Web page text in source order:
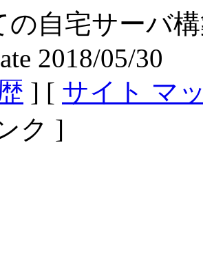
自宅サーバ構
2018/05/30
] [ サイト マ
ク ]